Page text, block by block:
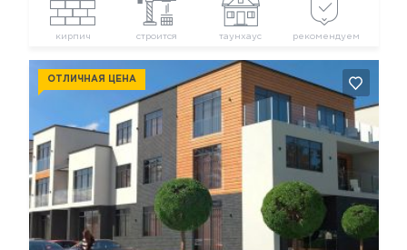
кирпич строится таунхаус рекомендуем
ОТЛИЧНАЯ ЦЕНА
Да, удалить Отмена